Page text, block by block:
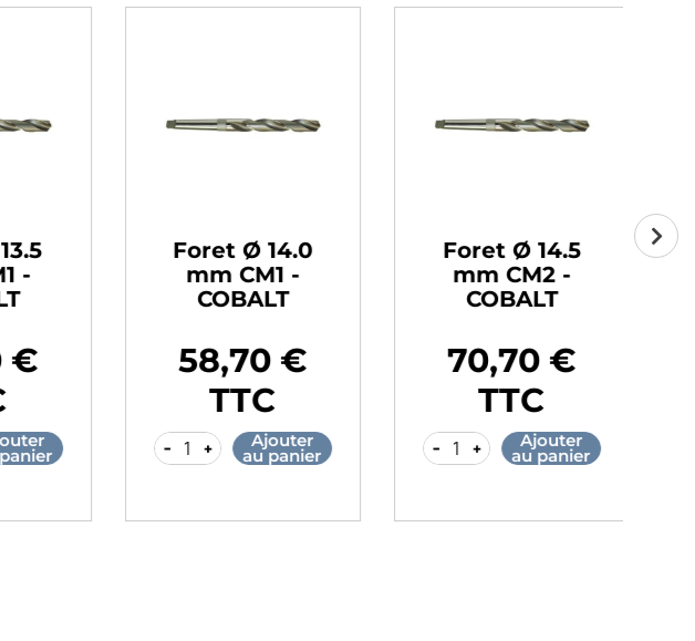
Foret Ø 14.0
mm CM1 -
COBALT
58,70 €
TTC
+ Ajouter
au panier
Foret Ø 14.5
mm CM2 -
COBALT
70,70 €
TTC
+ Ajouter
au panier